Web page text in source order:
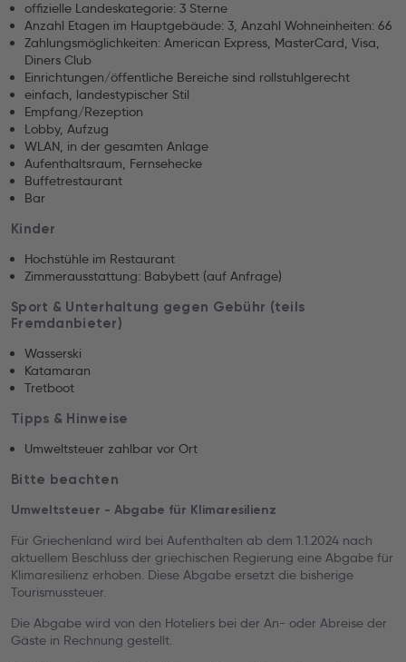
offizielle Landeskategorie: 3 Sterne
Anzahl Etagen im Hauptgebäude: 3, Anzahl Wohneinheiten: 66
Zahlungsmöglichkeiten: American Express, MasterCard, Visa,
Diners Club
Einrichtungen/öffentliche Bereiche sind rollstuhlgerecht
einfach, landestypischer Stil
Empfang/Rezeption
Lobby, Aufzug
WLAN, in der gesamten Anlage
Aufenthaltsraum, Fernsehecke
Buffetrestaurant
Bar
Kinder
Hochstühle im Restaurant
Zimmerausstattung: Babybett (auf Anfrage)
Sport & Unterhaltung gegen Gebühr (teils
Fremdanbieter)
Wasserski
Katamaran
Tretboot
Tipps & Hinweise
Umweltsteuer zahlbar vor Ort
Bitte beachten
Umweltsteuer - Abgabe für Klimaresilienz
Für Griechenland wird bei Aufenthalten ab dem 1.1.2024 nach
aktuellem Beschluss der griechischen Regierung eine Abgabe für
Klimaresilienz erhoben. Diese Abgabe ersetzt die bisherige
Tourismussteuer.
Die Abgabe wird von den Hoteliers bei der An- oder Abreise der
Gäste in Rechnung gestellt.